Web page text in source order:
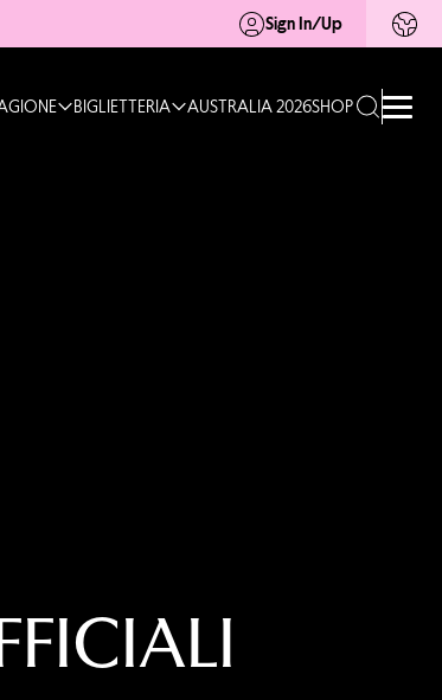
Sign In/Up
BIGLIETTERIA AUSTRALIA 2026SHOP